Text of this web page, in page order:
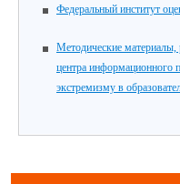
Федеральный институт
Методические материалы,
центра информационного
экстремизму в